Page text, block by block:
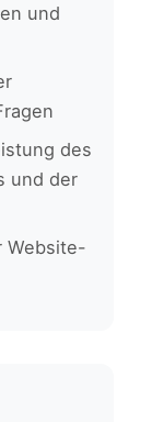
und
des
und der
Website-